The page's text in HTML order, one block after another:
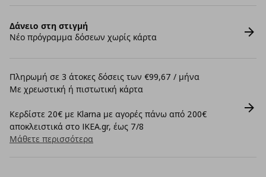
Δάνειο στη στιγμή
Νέο πρόγραμμα δόσεων χωρίς κάρτα
Πληρωμή σε 3 άτοκες δόσεις των €99,67 / μήνα
Με χρεωστική ή πιστωτική κάρτα
Κερδίστε 20€ με Klarna με αγορές πάνω από 200€
αποκλειστικά στο IKEA.gr, έως 7/8
Μάθετε περισσότερα